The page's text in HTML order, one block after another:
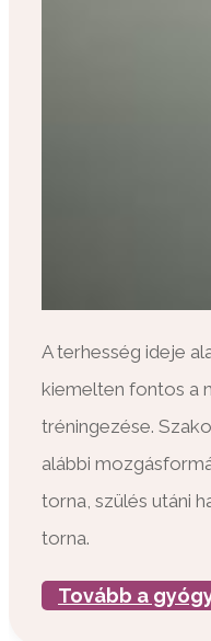
A terhesség ideje
kiemelten fontos a
tréningezése.
alábbi
torna, szülés utáni
torna.
Tovább a